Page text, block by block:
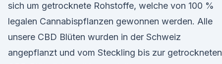
sich um getrocknete Rohstoffe, welche von 100 %
legalen Cannabispflanzen gewonnen werden. Alle
unsere CBD Blüten wurden in der Schweiz
angepflanzt und vom Steckling bis zur getrockneten